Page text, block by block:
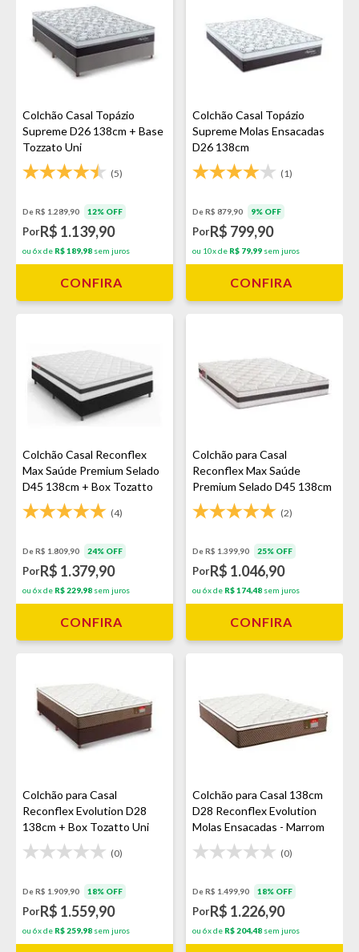
Colchão Casal Topázio
Supreme D26 138cm + Base
Tozzato Uni
(5)
De R$ 1.289,90 12% OFF
PorR$ 1.139,90
ou 6x de R$ 189,98 sem juros
CONFIRA
Colchão Casal Topázio
Supreme Molas Ensacadas
D26 138cm
(1)
De R$ 879,90 9% OFF
PorR$ 799,90
ou 10x de R$ 79,99 sem juros
CONFIRA
Colchão Casal Reconflex
Max Saúde Premium Selado
D45 138cm + Box Tozatto
Uni
(4)
De R$ 1.809,90 24% OFF
PorR$ 1.379,90
ou 6x de R$ 229,98 sem juros
CONFIRA
Colchão para Casal
Reconflex Max Saúde
Premium Selado D45 138cm
(2)
De R$ 1.399,90 25% OFF
PorR$ 1.046,90
ou 6x de R$ 174,48 sem juros
CONFIRA
Colchão para Casal
Reconflex Evolution D28
138cm + Box Tozatto Uni
(0)
De R$ 1.909,90 18% OFF
PorR$ 1.559,90
ou 6x de R$ 259,98 sem juros
Colchão para Casal 138cm
D28 Reconflex Evolution
Molas Ensacadas - Marrom
(0)
De R$ 1.499,90 18% OFF
PorR$ 1.226,90
ou 6x de R$ 204,48 sem juros